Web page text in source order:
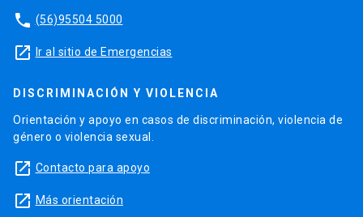
phone (56)95504 5000
launch Ir al sitio de Emergencias
DISCRIMINACIÓN Y VIOLENCIA
Orientación y apoyo en casos de discriminación, violencia de
género o violencia sexual.
launch Contacto para apoyo
launch Más orientación